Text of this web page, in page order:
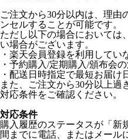
ご注文から30分以内は、理由
ンセルすることが可能です。
ただし以下の場合においては
い場合がございます。
・楽天会員登録を利用してい
・予約購入/定期購入/頒布会
・配送日時指定で最短お届け
また、ご注文から30分以上
対応条件をご確認ください。
対応条件
購入履歴のステータスが「新
間までに電話、またはメール